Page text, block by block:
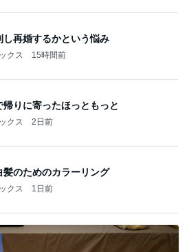
し再婚するかという悩み
クス 15時間前
帰りに寄ったほっともっと
クス 2日前
髪のためのカラーリング
クス 1日前